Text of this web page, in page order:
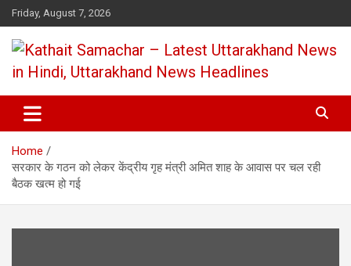
Skip
to
content
Friday, August 7, 2026
Kathait Samachar – Latest
Uttarakhand News in Hindi,
Uttarakhand News Headlines
Home
सरकार के गठन को लेकर केंद्रीय गृह मंत्री अमित शाह के आवास पर चल रही
बैठक खत्म हो गई